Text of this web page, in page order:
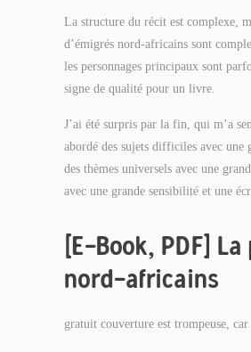
La structure du récit est complexe,
d’émigrés nord-africains sont
les personnages principaux sont
signe de qualité pour un livre.
J’ai été surpris par la fin, qui m’a
abordé des sujets difficiles avec
des thèmes universels avec une
avec une grande sensibilité et une
[E-Book, PDF]
nord-africains
gratuit couverture est trompeuse,